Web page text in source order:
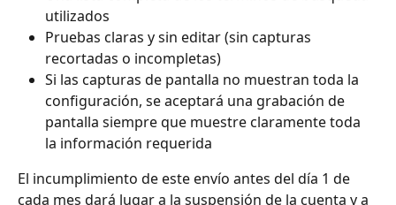
utilizados
Pruebas claras y sin editar (sin capturas
recortadas o incompletas)
Si las capturas de pantalla no muestran toda la
configuración, se aceptará una grabación de
pantalla siempre que muestre claramente toda
la información requerida
El incumplimiento de este envío antes del día 1 de
cada mes dará lugar a la suspensión de la cuenta y a